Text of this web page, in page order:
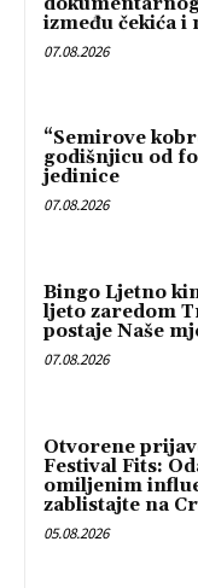
između čekića i
07.08.2026
“Semirove
godišnjicu od
jedinice
07.08.2026
Bingo Ljetno
ljeto zaredom
postaje Naše
07.08.2026
Otvorene
Festival Fits:
omiljenim
zablistajte na
05.08.2026